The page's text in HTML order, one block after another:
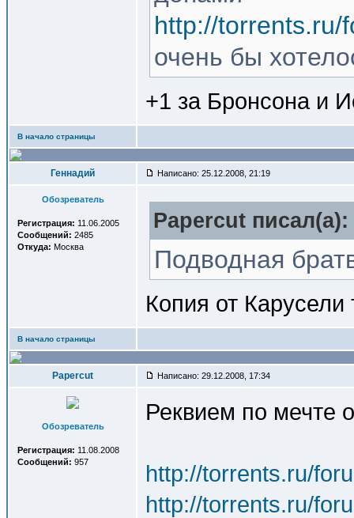
http://torrents.ru/
очень бы
+1 за Бронсона и
В начало страницы
Геннадий Написано: 25.12.2008, 21:19
Обозреватель
Регистрация: 11.06.2005
Сообщений: 2485
Откуда: Москва
Papercut писал(a):
Подводная
Копия от
В начало страницы
Papercut Написано: 29.12.2008, 17:34
Обозреватель
Регистрация: 11.08.2008
Сообщений: 957
Реквием по мечте
http://torrents.ru/
http://torrents.ru/